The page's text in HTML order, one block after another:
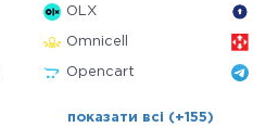
OLX
Omnicell
Opencart
показати всі (+155)